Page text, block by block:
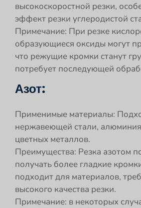
высокоскоростной резки,
эффект резки углеродистой
Примечание: При резке
образующиеся оксиды могут
что режущие кромки станут
потребует последующей
Азот:
Применимые материалы:
нержавеющей стали,
цветных металлов.
Преимущества: Резка азотом
получать более гладкие
подходит для материалов,
высокого качества резки.
Примечание: в некоторых